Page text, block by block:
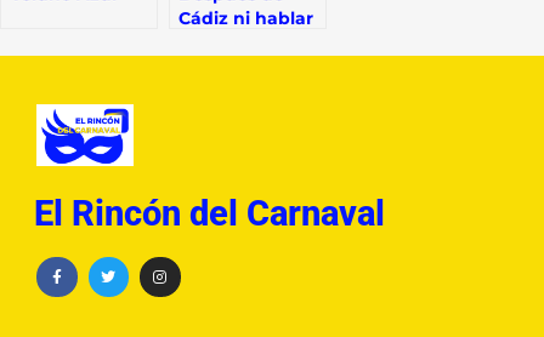
Cádiz ni hablar
El Rincón del Carnaval